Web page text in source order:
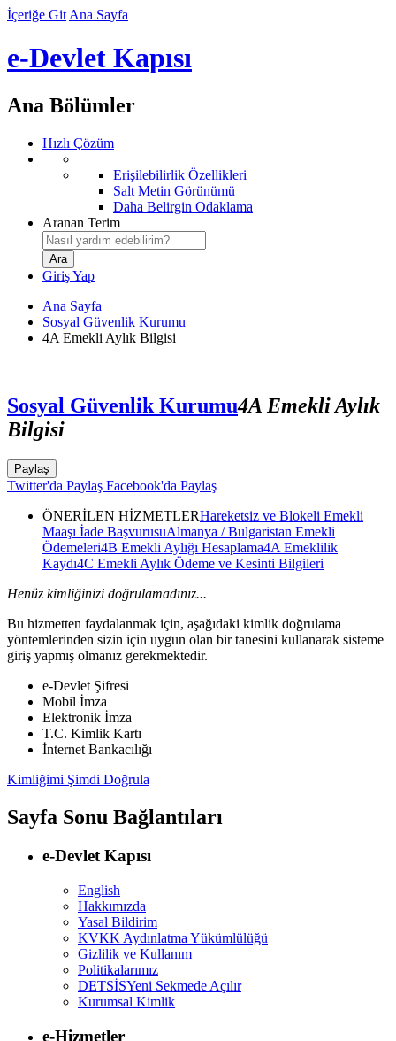
İçeriğe Git Ana Sayfa
e-Devlet Kapısı
Ana Bölümler
Hızlı Çözüm
Erişilebilirlik Özellikleri
Salt Metin Görünümü
Daha Belirgin Odaklama
Aranan Terim
Giriş Yap
Ana Sayfa
Sosyal Güvenlik Kurumu
4A Emekli Aylık Bilgisi
Sosyal Güvenlik Kurumu4A Emekli Aylık
Bilgisi
Paylaş
Twitter'da Paylaş Facebook'da Paylaş
ÖNERİLEN HİZMETLERHareketsiz ve Blokeli Emekli
Maaşı İade BaşvurusuAlmanya / Bulgaristan Emekli
Ödemeleri4B Emekli Aylığı Hesaplama4A Emeklilik
Kaydı4C Emekli Aylık Ödeme ve Kesinti Bilgileri
Henüz kimliğinizi doğrulamadınız...
Bu hizmetten faydalanmak için, aşağıdaki kimlik doğrulama
yöntemlerinden sizin için uygun olan bir tanesini kullanarak sisteme
giriş yapmış olmanız gerekmektedir.
e-Devlet Şifresi
Mobil İmza
Elektronik İmza
T.C. Kimlik Kartı
İnternet Bankacılığı
Kimliğimi Şimdi Doğrula
Sayfa Sonu Bağlantıları
e-Devlet Kapısı
English
Hakkımızda
Yasal Bildirim
KVKK Aydınlatma Yükümlülüğü
Gizlilik ve Kullanım
Politikalarımız
DETSİSYeni Sekmede Açılır
Kurumsal Kimlik
e-Hizmetler